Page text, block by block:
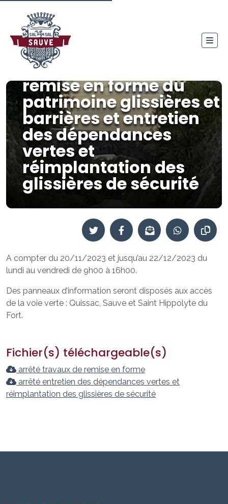
circulation portant sur
des mesures de
fermeture de la voie
verte pour travaux de
remise en forme du
patrimoine glissières et
barrières et entretien
des dépendances
vertes et
réimplantation des
glissières de sécurité
A compter du 20/11/2023 et jusqu’au 22/12/2023 du
lundi au vendredi de 9h00 à 16h00.
Des panneaux d’information seront disposés aux accès
de la voie verte : Quissac, Sauve et Saint Hippolyte du
Fort.
Fichier(s) téléchargeable(s)
arrêté travaux de remise en forme
arrêté entretien des dépendances vertes et
réimplantation des glissières de sécurité